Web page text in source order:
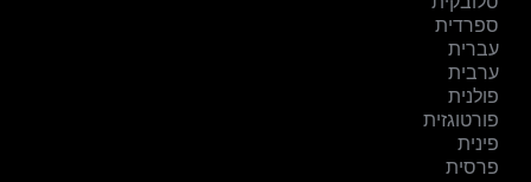
ספרדית
עברית
ערבית
פולנית
פורטוגזית
פינית
פרסית